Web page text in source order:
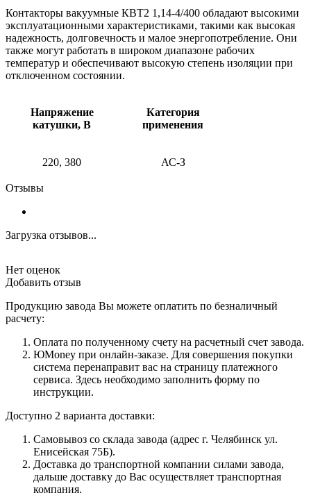
Контакторы вакуумные КВТ2 1,14-4/400 обладают высокими
эксплуатационными характеристиками, такими как высокая
надежность, долговечность и малое энергопотребление. Они
также могут работать в широком диапазоне рабочих
температур и обеспечивают высокую степень изоляции при
отключенном состоянии.
Напряжение
катушки, В
Категория
применения
220, 380 АС-З
Отзывы
Загрузка отзывов...
Нет оценок
Добавить отзыв
Продукцию завода Вы можете оплатить по безналичный
расчету:
Оплата по полученному счету на расчетный счет завода.
ЮMoney при онлайн-заказе. Для совершения покупки
система перенаправит вас на страницу платежного
сервиса. Здесь необходимо заполнить форму по
инструкции.
Доступно 2 варианта доставки:
Самовывоз со склада завода (адрес г. Челябинск ул.
Енисейская 75Б).
Доставка до транспортной компании силами завода,
дальше доставку до Вас осуществляет транспортная
компания.